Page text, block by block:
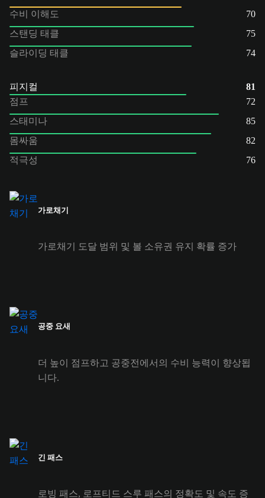
수비 이해도
70
스탠딩 태클
75
슬라이딩 태클
74
피지컬
81
점프
72
스태미나
85
몸싸움
82
적극성
76
가로채기
가로채기 도달 범위 및 볼 소유권 유지 확률 증가
공중 요새
더 높이 점프하고 공중전에서의 수비 능력이 향상됩
니다.
긴 패스
로빙 패스, 로프티드 스루 패스의 정확도 및 속도 증